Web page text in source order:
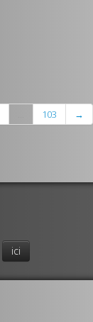
103 →
ici